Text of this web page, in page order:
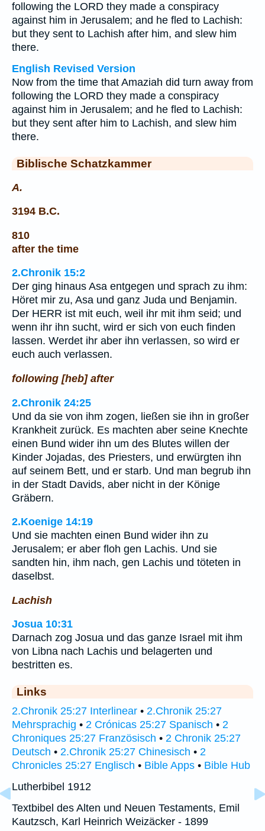
following the LORD they made a conspiracy
against him in Jerusalem; and he fled to Lachish:
but they sent to Lachish after him, and slew him
there.
English Revised Version
Now from the time that Amaziah did turn away from
following the LORD they made a conspiracy
against him in Jerusalem; and he fled to Lachish:
but they sent after him to Lachish, and slew him
there.
Biblische Schatzkammer
A.
3194 B.C.
810
after the time
2.Chronik 15:2
Der ging hinaus Asa entgegen und sprach zu ihm:
Höret mir zu, Asa und ganz Juda und Benjamin.
Der HERR ist mit euch, weil ihr mit ihm seid; und
wenn ihr ihn sucht, wird er sich von euch finden
lassen. Werdet ihr aber ihn verlassen, so wird er
euch auch verlassen.
following [heb] after
2.Chronik 24:25
Und da sie von ihm zogen, ließen sie ihn in großer
Krankheit zurück. Es machten aber seine Knechte
einen Bund wider ihn um des Blutes willen der
Kinder Jojadas, des Priesters, und erwürgten ihn
auf seinem Bett, und er starb. Und man begrub ihn
in der Stadt Davids, aber nicht in der Könige
Gräbern.
2.Koenige 14:19
Und sie machten einen Bund wider ihn zu
Jerusalem; er aber floh gen Lachis. Und sie
sandten hin, ihm nach, gen Lachis und töteten in
daselbst.
Lachish
Josua 10:31
Darnach zog Josua und das ganze Israel mit ihm
von Libna nach Lachis und belagerten und
bestritten es.
Links
2.Chronik 25:27 Interlinear • 2.Chronik 25:27
Mehrsprachig • 2 Crónicas 25:27 Spanisch • 2
Chroniques 25:27 Französisch • 2 Chronik 25:27
Deutsch • 2.Chronik 25:27 Chinesisch • 2
Chronicles 25:27 Englisch • Bible Apps • Bible Hub
Lutherbibel 1912
Textbibel des Alten und Neuen Testaments, Emil
Kautzsch, Karl Heinrich Weizäcker - 1899